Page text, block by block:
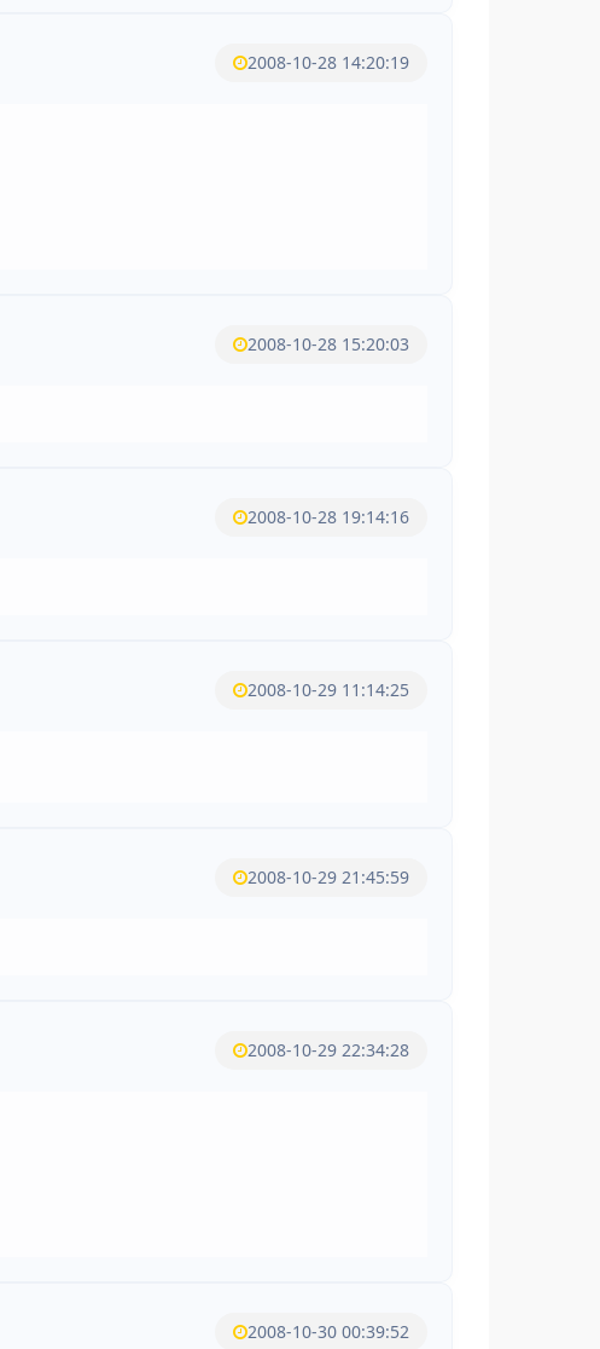
2008-10-28 14:20:19
2008-10-28 15:20:03
2008-10-28 19:14:16
2008-10-29 11:14:25
2008-10-29 21:45:59
2008-10-29 22:34:28
2008-10-30 00:39:52